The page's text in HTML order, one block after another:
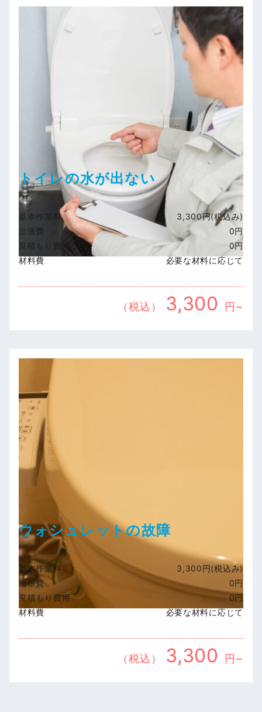
トイレの水が出ない
基本作業料
3,300円(税込み)
出張費
0円
見積もり費用
0円
材料費
必要な材料に応じて
（税込） 3,300 円~
ウォシュレットの故障
基本作業料
3,300円(税込み)
出張費
0円
見積もり費用
0円
材料費
必要な材料に応じて
（税込） 3,300 円~